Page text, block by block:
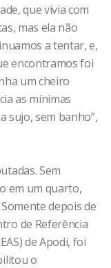
que vivia com
mas ela não
a tentar, e,
encontramos foi
um cheiro
as mínimas
sujo, sem banho”,
Sem
em um quarto,
depois de
de Referência
de Apodi, foi
o